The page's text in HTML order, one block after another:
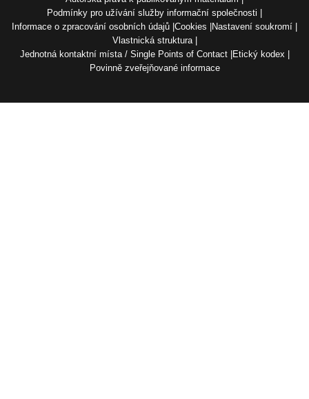
Podmínky pro užívání služby informační společnosti
Informace o zpracování osobních údajů Cookies
Nastavení soukromí
Vlastnická struktura
Jednotná kontaktní místa / Single Points of Contact
Etický kodex
Povinně zveřejňované informace